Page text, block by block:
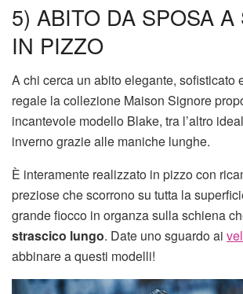
5) ABITO DA SPOSA
IN PIZZO
A chi cerca un abito elegante, sofisticato
regale la collezione Maison Signore
incantevole modello Blake, tra l’altro
inverno grazie alle maniche lunghe.
È interamente realizzato in pizzo con
preziose che scorrono su tutta la
grande fiocco in organza sulla schiena
strascico lungo. Date uno sguardo ai
abbinare a questi modelli!